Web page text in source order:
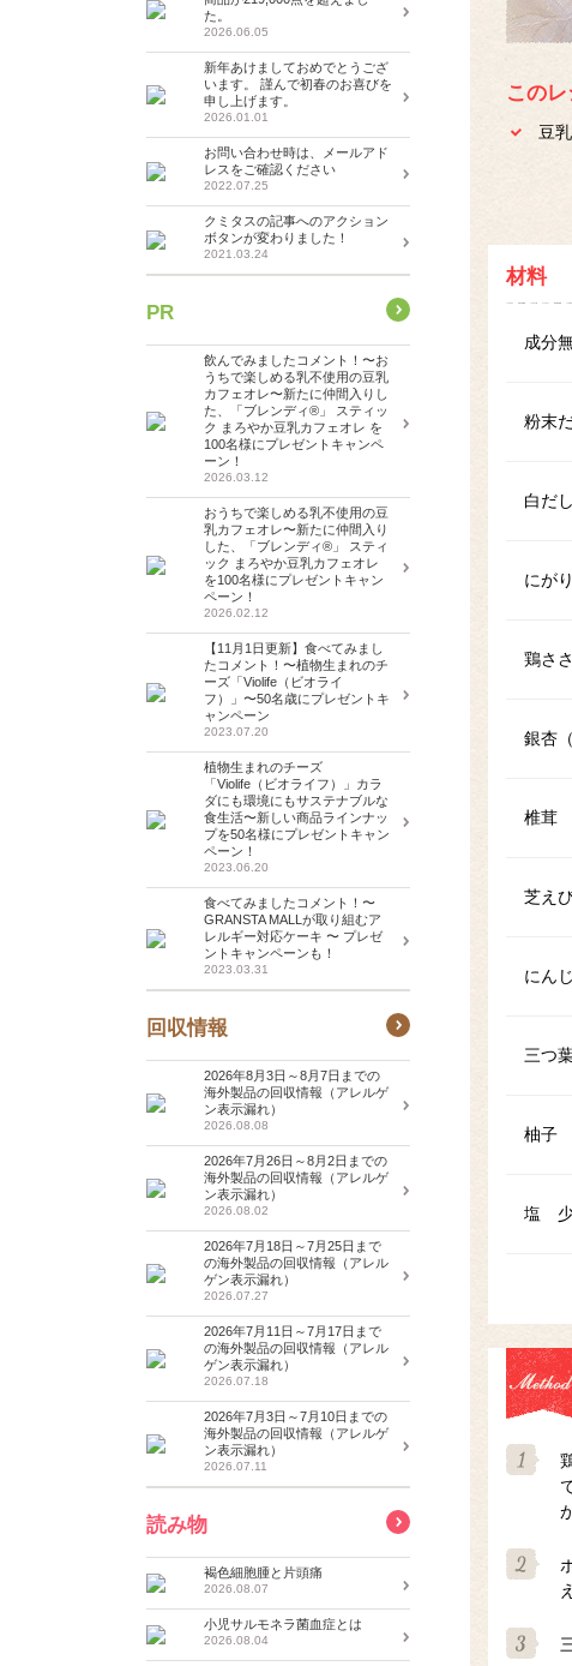
この
豆
材料
成分
粉末
白だし
にがり
鶏さ
銀杏
椎茸
芝え
にん
三つ
柚子
塩 少
た。
2026.06.05
新年あけましておめでとうござ
います。 謹んで初春のお喜びを
申し上げます。
2026.01.01
お問い合わせ時は、メールアド
レスをご確認ください
2022.07.25
クミタスの記事へのアクション
ボタンが変わりました！
2021.03.24
PR
飲んでみましたコメント！〜お
うちで楽しめる乳不使用の豆乳
カフェオレ〜新たに仲間入りし
た、「ブレンディ®」 スティッ
ク まろやか豆乳カフェオレ を
100名様にプレゼントキャンペ
ーン！
2026.03.12
おうちで楽しめる乳不使用の豆
乳カフェオレ〜新たに仲間入り
した、「ブレンディ®」 スティ
ック まろやか豆乳カフェオレ
を100名様にプレゼントキャン
ペーン！
2026.02.12
【11月1日更新】食べてみまし
たコメント！〜植物生まれのチ
ーズ「Violife（ビオライ
フ）」〜50名歳にプレゼントキ
ャンペーン
2023.07.20
植物生まれのチーズ
「Violife（ビオライフ）」カラ
ダにも環境にもサステナブルな
食生活〜新しい商品ラインナッ
プを50名様にプレゼントキャン
ペーン！
2023.06.20
食べてみましたコメント！〜
GRANSTA MALLが取り組むア
レルギー対応ケーキ 〜 プレゼ
ントキャンペーンも！
2023.03.31
回収情報
2026年8月3日～8月7日までの
海外製品の回収情報（アレルゲ
ン表示漏れ）
2026.08.08
2026年7月26日～8月2日までの
海外製品の回収情報（アレルゲ
ン表示漏れ）
2026.08.02
2026年7月18日～7月25日まで
の海外製品の回収情報（アレル
ゲン表示漏れ）
2026.07.27
2026年7月11日～7月17日まで
の海外製品の回収情報（アレル
ゲン表示漏れ）
2026.07.18
2026年7月3日～7月10日までの
海外製品の回収情報（アレルゲ
ン表示漏れ）
2026.07.11
読み物
褐色細胞腫と片頭痛
2026.08.07
小児サルモネラ菌血症とは
2026.08.04